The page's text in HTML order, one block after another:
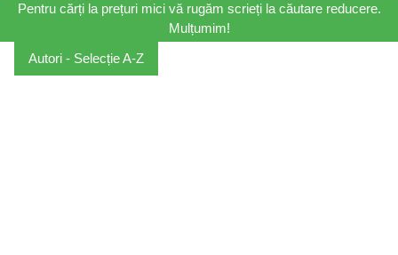
Pentru cărți la prețuri mici vă rugăm scrieți la căutare reducere.
Mulțumim!
Autori - Selecție A-Z